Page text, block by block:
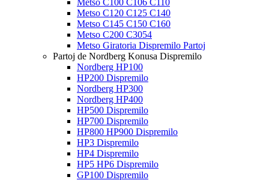
Metso C100 C106 C110
Metso C120 C125 C140
Metso C145 C150 C160
Metso C200 C3054
Metso Giratoria Dispremilo Partoj
Partoj de Nordberg Konusa Dispremilo
Nordberg HP100
HP200 Dispremilo
Nordberg HP300
Nordberg HP400
HP500 Dispremilo
HP700 Dispremilo
HP800 HP900 Dispremilo
HP3 Dispremilo
HP4 Dispremilo
HP5 HP6 Dispremilo
GP100 Dispremilo